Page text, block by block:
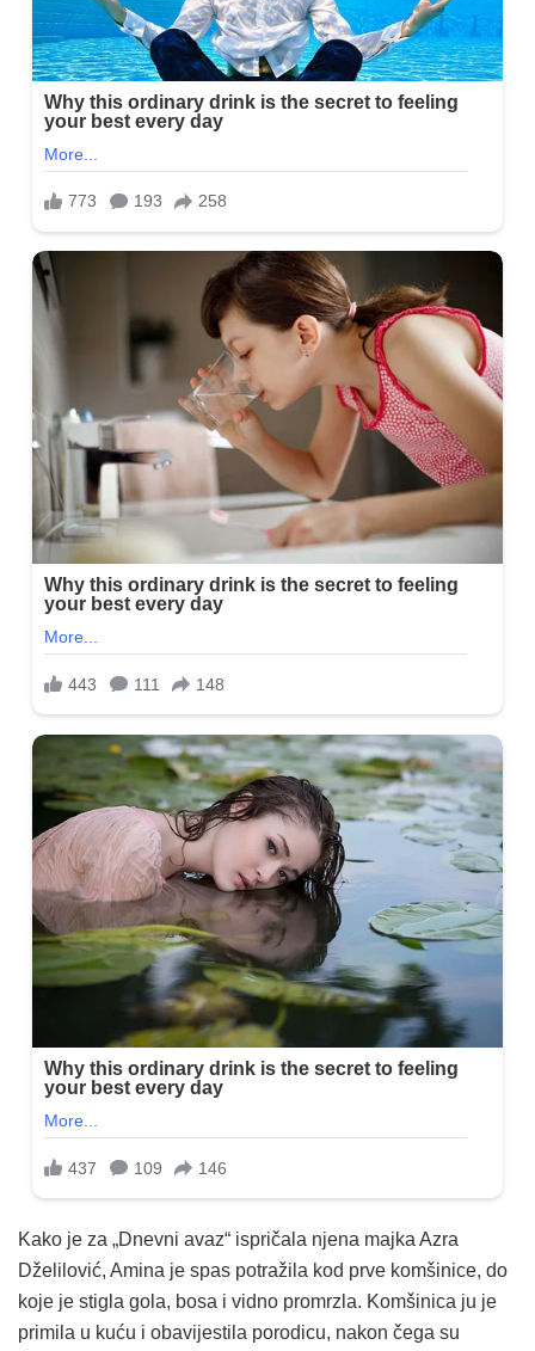
Kako je za „Dnevni avaz“ ispričala njena majka Azra
Dželilović, Amina je spas potražila kod prve komšinice, do
koje je stigla gola, bosa i vidno promrzla. Komšinica ju je
primila u kuću i obavijestila porodicu, nakon čega su